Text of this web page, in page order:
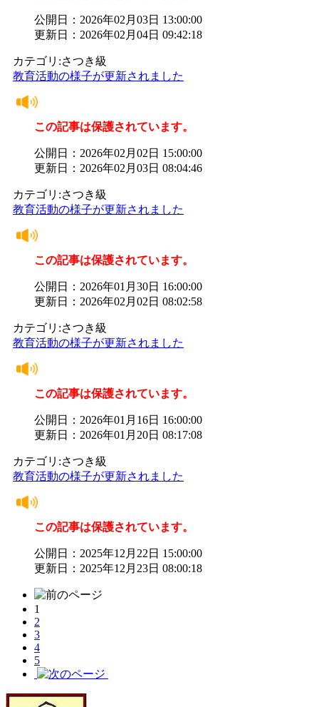
公開日：2026年02月03日 13:00:00
更新日：2026年02月04日 09:42:18
カテゴリ:さつき級
教育活動の様子が更新されました
この記事は保護されています。
公開日：2026年02月02日 15:00:00
更新日：2026年02月03日 08:04:46
カテゴリ:さつき級
教育活動の様子が更新されました
この記事は保護されています。
公開日：2026年01月30日 16:00:00
更新日：2026年02月02日 08:02:58
カテゴリ:さつき級
教育活動の様子が更新されました
この記事は保護されています。
公開日：2026年01月16日 16:00:00
更新日：2026年01月20日 08:17:08
カテゴリ:さつき級
教育活動の様子が更新されました
この記事は保護されています。
公開日：2025年12月22日 15:00:00
更新日：2025年12月23日 08:00:18
1
2
3
4
5